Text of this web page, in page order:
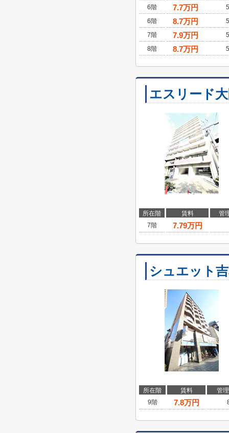
6階
7.7万円
6階
8.7万円
7階
7.9万円
8階
8.7万円
エスリード
所在階 賃料
管
7階
7.79万円
シュエット
所在階 賃料
管
9階
7.8万円